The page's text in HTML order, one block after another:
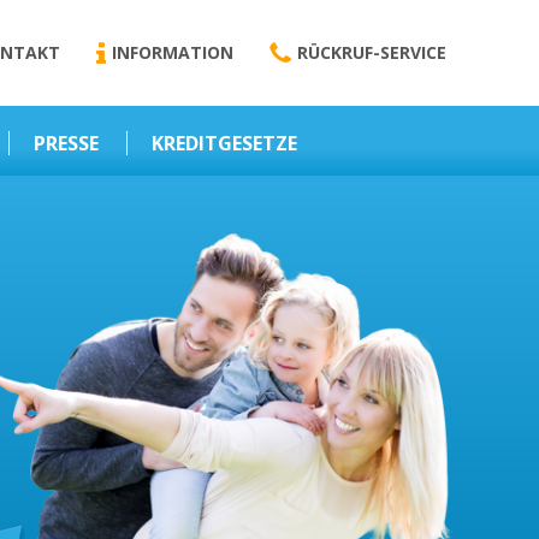
INFORMATION RÜCKRUF-SERVICE
PRESSE
Wirtschaft – Finanzen
KREDITGESETZE
Schriftform
Darlehensvermittlung
Nebenentgelte
Kreditvermittlung
Abweichende
Vereinbarung
Erlaubnis zur
Kreditvermittlung